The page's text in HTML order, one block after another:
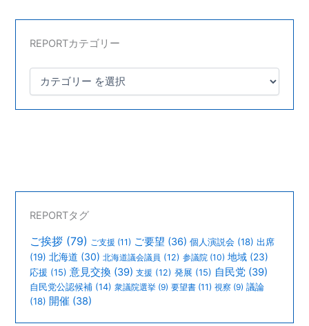
REPORTカテゴリー
REPORTタグ
ご挨拶 (79) ご支援 (11) ご要望 (36) 個人演説会 (18) 出席
(19) 北海道 (30) 北海道議会議員 (12) 参議院 (10) 地域 (23)
応援 (15) 意見交換 (39) 支援 (12) 発展 (15) 自民党 (39)
自民党公認候補 (14) 衆議院選挙 (9) 要望書 (11) 視察 (9) 議論
(18) 開催 (38)